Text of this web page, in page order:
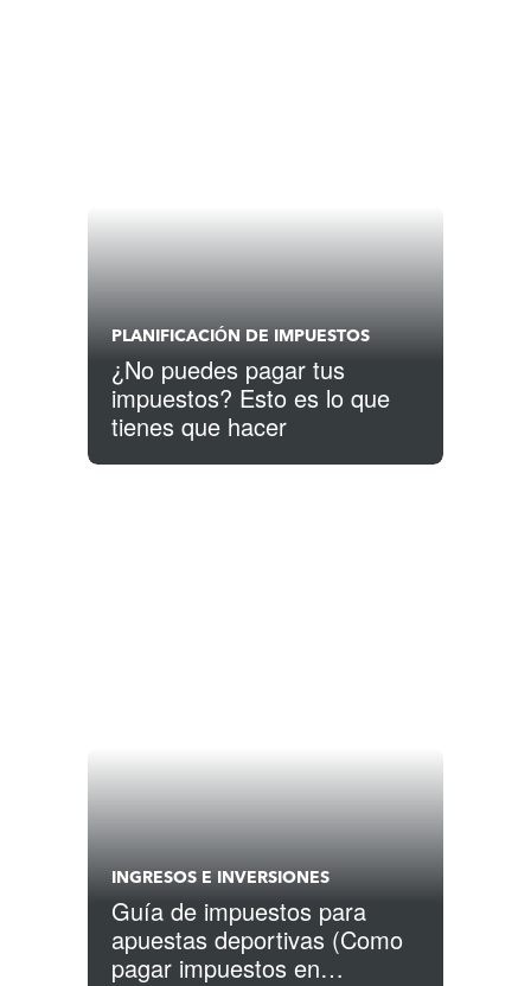
PLANIFICACIÓN DE IMPUESTOS
¿No puedes pagar tus
impuestos? Esto es lo que
tienes que hacer
INGRESOS E INVERSIONES
Guía de impuestos para
apuestas deportivas (Como
pagar impuestos en